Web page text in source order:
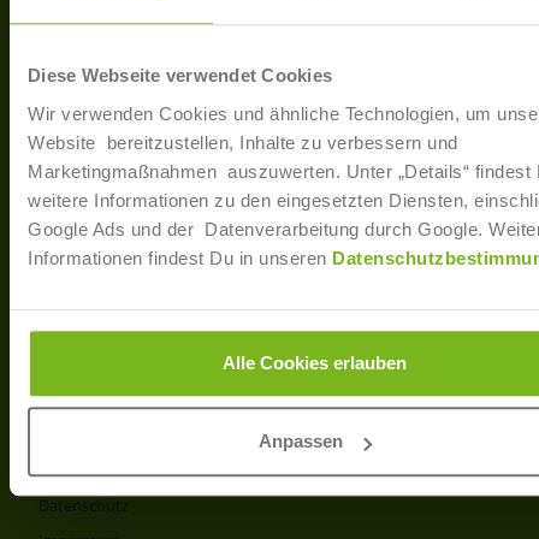
Diese Webseite verwendet Cookies
Wir verwenden Cookies und ähnliche Technologien, um
Website bereitzustellen, Inhalte zu verbessern und
Marketingmaßnahmen auszuwerten. Unter „Details“ findest
weitere Informationen zu den eingesetzten Diensten,
Google Ads und der Datenverarbeitung durch Google.
Informationen findest Du in unseren
Alle Cookies erlauben
Anpassen
40233 Düsseldorf
T: +49 (0)211 / 866 68 - 13
E-Mail: info@joborama.de
Über Uns
Veranstaltungen
Ansprechpartner
Partner
Produkt- und Preisliste
Disclaimer